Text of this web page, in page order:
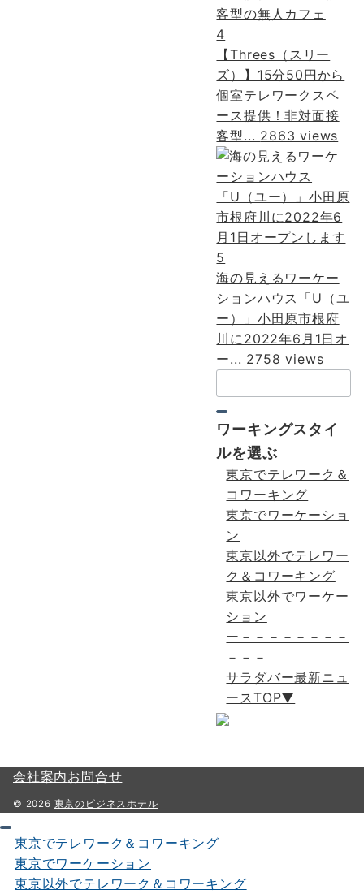
4
【Threes（スリー
ズ）】15分50円から
個室テレワークスペ
ース提供！非対面接
客型... 2863 views
5
海の見えるワーケー
ションハウス「U（ユ
ー）」小田原市根府
川に2022年6月1日オ
ー... 2758 views
索：
ワーキングスタイ
ルを選ぶ
東京でテレワーク＆
コワーキング
東京でワーケーショ
ン
東京以外でテレワー
ク＆コワーキング
東京以外でワーケー
ション
ー－－－－－－－－
－－－
サラダバー最新ニュ
ースTOP▼
会社案内お問合せ
© 2026 東京のビジネスホテル
東京でテレワーク＆コワーキング
東京でワーケーション
東京以外でテレワーク＆コワーキング